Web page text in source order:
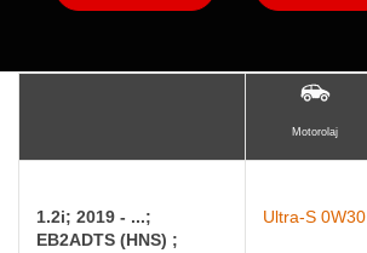
Motorolaj
1.2i; 2019 - ...;
EB2ADTS (HNS) ;
Ultra-S 0W30